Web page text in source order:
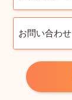
お問い合わせ